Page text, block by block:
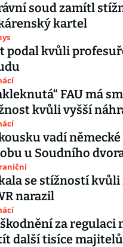
soud zamítl
kartel
podal kvůli
FAU má
kvůli vyšší
vadí
u Soudního
se stížností
narazil
za
další tisíce